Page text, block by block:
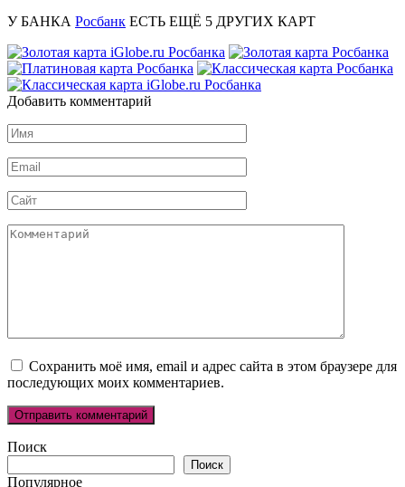
У БАНКА Росбанк ЕСТЬ ЕЩЁ 5 ДРУГИХ КАРТ
Добавить комментарий
Имя
*
Email
*
Сайт
Комментарий
Сохранить моё имя, email и адрес сайта в этом браузере для
последующих моих комментариев.
Поиск
Поиск
Популярное